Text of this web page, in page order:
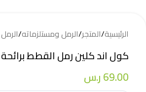
الرئيسية/المتجر/الرمل ومستلزماته/الرمل
كول اند كلين رمل القطط برائحة
69.00ر.س